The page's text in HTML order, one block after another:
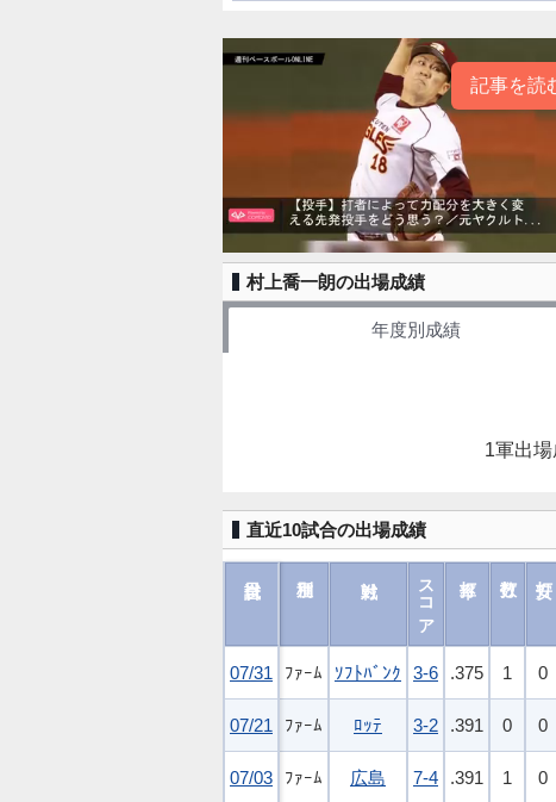
記事を読
村上喬一朗の出場成績
年度別成績
1軍出場
直近10試合の出場成績
07/31
07/21
07/03
スコア
07/31 ﾌｧｰﾑ ｿﾌﾄﾊﾞﾝｸ 3-6 .375 1 0
07/21 ﾌｧｰﾑ ﾛｯﾃ 3-2 .391 0 0
07/03 ﾌｧｰﾑ 広島 7-4 .391 1 0